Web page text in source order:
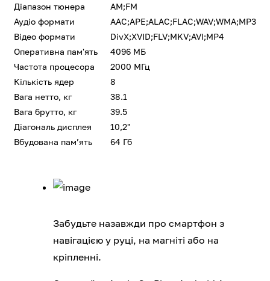
Діапазон тюнера
AM;FM
Аудіо формати
AAC;APE;ALAC;FLAC;WAV;WMA;MP3
Відео формати
DivX;XVID;FLV;MKV;AVI;MP4
Оперативна пам'ять
4096 МБ
Частота процесора
2000 МГц
Кількість ядер
8
Вага нетто, кг
38.1
Вага брутто, кг
39.5
Діагональ дисплея
10,2"
Вбудована памʼять
64 Гб
Забудьте назавжди про смартфон з
навігацією у руці, на магніті або на
кріпленні.